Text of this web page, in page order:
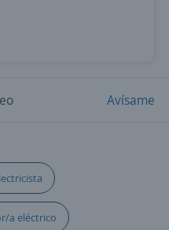
Avísame
a eléctrico